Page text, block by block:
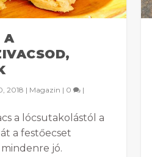
A
2018 | Magazin | 0 |
a lócsutakolástól a
a festőecset
jó.